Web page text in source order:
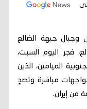
وجبال جبهة الضالع
فجر اليوم السبت،
الميامين، الذين
مباشرة وتصدٍ
من إيران.